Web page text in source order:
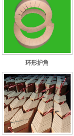
环形护角